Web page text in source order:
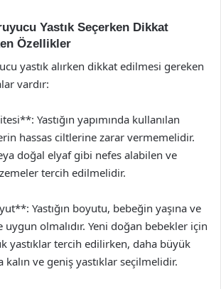
Yastık Seçerken Dikkat
Özellikler
yastık alırken dikkat edilmesi gereken
vardır:
Yastığın yapımında kullanılan
hassas ciltlerine zarar vermemelidir.
doğal elyaf gibi nefes alabilen ve
tercih edilmelidir.
Yastığın boyutu, bebeğin yaşına ve
olmalıdır. Yeni doğan bebekler için
yastıklar tercih edilirken, daha büyük
ve geniş yastıklar seçilmelidir.